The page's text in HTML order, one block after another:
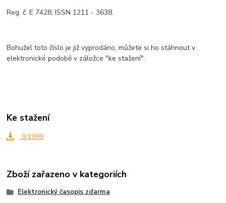
Reg. č. E 7428, ISSN 1211 - 3638.
Bohužel toto číslo je již vyprodáno, můžete si ho stáhnout v
elektronické podobě v záložce "ke stažení".
Ke stažení
3/1999
Zboží zařazeno v kategoriích
Elektronický časopis zdarma